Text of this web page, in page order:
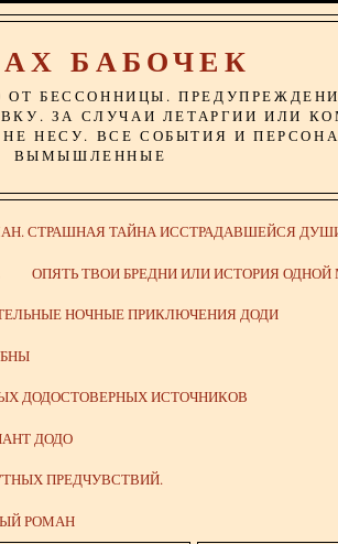
БАБОЧЕК
ОТ БЕССОННИЦЫ.
ЗА СЛУЧАИ ЛЕТАРГИИ ИЛИ
НЕСУ. ВСЕ СОБЫТИЯ И
ВЫМЫШЛЕННЫЕ
СТРАШНАЯ ТАЙНА ИССТРАДАВШЕЙСЯ
ОПЯТЬ ТВОИ БРЕДНИ ИЛИ ИСТОРИЯ
НОЧНЫЕ ПРИКЛЮЧЕНИЯ ДОДИ
ДОДОСТОВЕРНЫХ ИСТОЧНИКОВ
ДОДО
ПРЕДЧУВСТВИЙ.
РОМАН